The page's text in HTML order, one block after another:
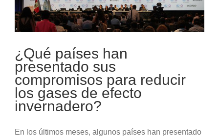
grande
¿Qué países han
presentado sus
compromisos para reducir
los gases de efecto
invernadero?
En los últimos meses, algunos países han presentado